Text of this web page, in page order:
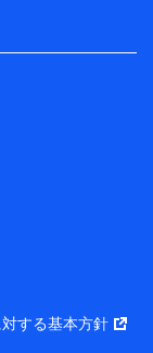
的の範囲内
ルグループ
利用しま
ャルグルー
する情報。例
する基本方針